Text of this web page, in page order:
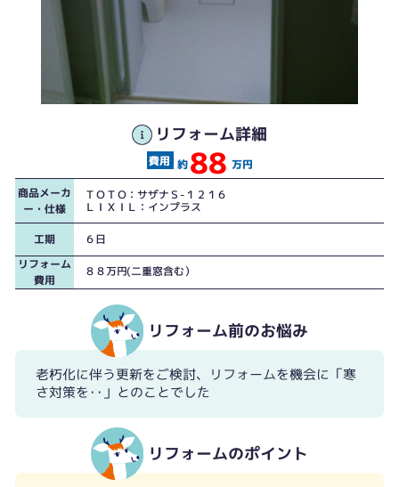
リフォーム詳細
約 88 万円
商品メーカ
ー・仕様
ＴＯＴＯ：サザナＳ-１２１６
ＬＩＸＩＬ：インプラス
工期
６日
リフォーム
費用
８８万円(二重窓含む）
リフォーム前のお悩み
老朽化に伴う更新をご検討、リフォームを機会に「寒
さ対策を･･」とのことでした
リフォームのポイント